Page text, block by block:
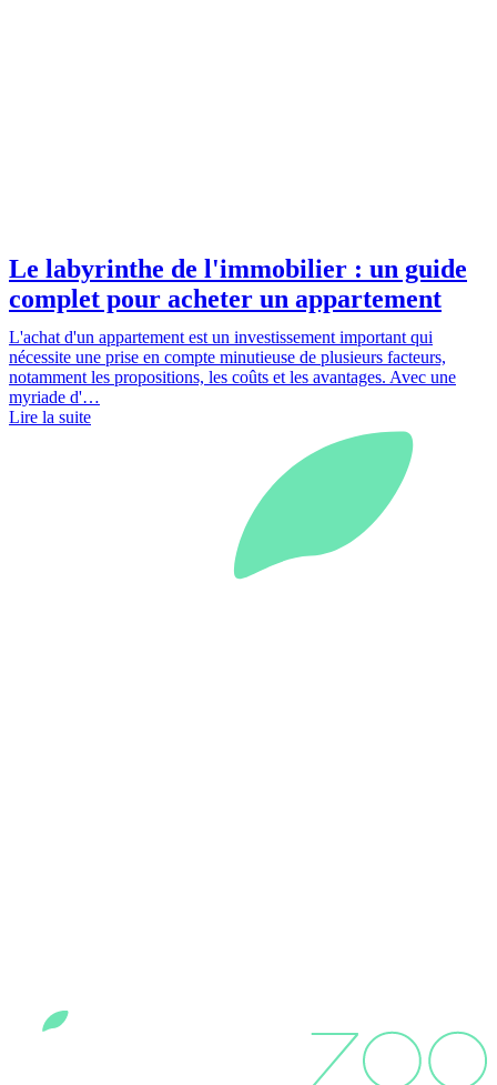
Le labyrinthe de l'immobilier : un guide
complet pour acheter un appartement
L'achat d'un appartement est un investissement important qui
nécessite une prise en compte minutieuse de plusieurs facteurs,
notamment les propositions, les coûts et les avantages. Avec une
myriade d'…
Lire la suite